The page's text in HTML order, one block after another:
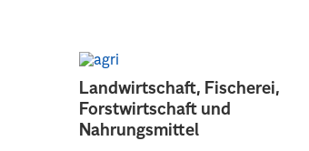
Landwirtschaft, Fischerei,
Forstwirtschaft und
Nahrungsmittel